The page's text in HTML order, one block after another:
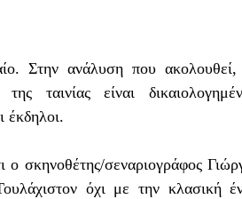
Στην ανάλυση που
ταινίας είναι
έκδηλοι.
ο σκηνοθέτης/σεναριογράφος
όχι με την κλασική